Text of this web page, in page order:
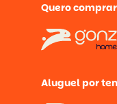
Quero
Aluguel por